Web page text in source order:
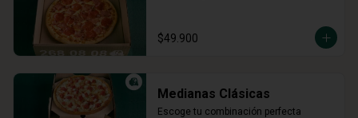
$49.900
Medianas Clásicas
Escoge tu combinación perfecta